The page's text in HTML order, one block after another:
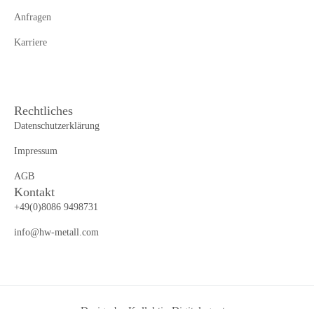
Anfragen
Karriere
Rechtliches
Datenschutzerklärung
Impressum
AGB
Kontakt
+49(0)8086 9498731
info@hw-metall.com